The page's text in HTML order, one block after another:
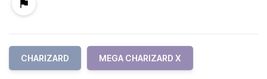
CHARIZARD MEGA CHARIZARD X